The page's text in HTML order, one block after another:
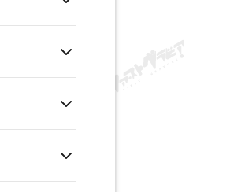
od
bez
kvalita) a
bežných
si ho
zakázané